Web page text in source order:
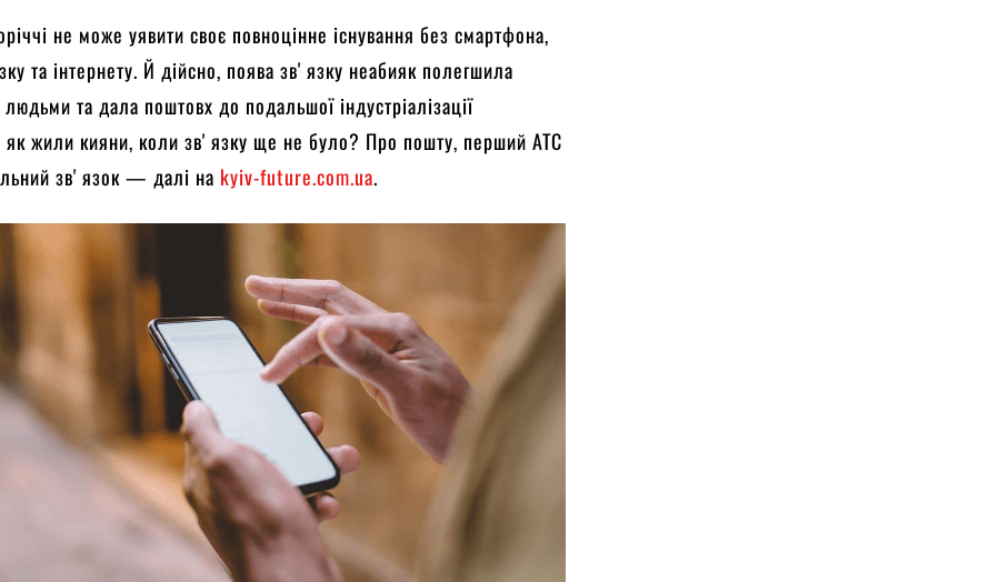
не може уявити своє повноцінне існування без смартфона,
та інтернету. Й дійсно, поява звʼязку неабияк полегшила
та дала поштовх до подальшої індустріалізації
як жили кияни, коли звʼязку ще не було? Про пошту, перший АТС
звʼязок — далі на kyiv-future.com.ua.